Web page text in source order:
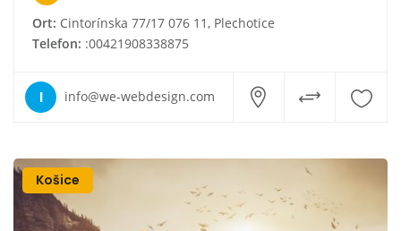
Ort: Cintorínska 77/17 076 11, Plechotice
Telefon: :00421908338875
I info@we-webdesign.com
Košice